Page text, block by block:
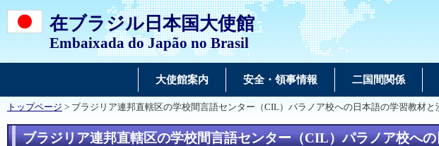
在ブラジル日本国大使館
Embaixada do Japão no Brasil
大使館案内 安全・領事情報 二国間関係
トップページ > ブラジリア連邦直轄区の学校間言語センター（CIL）パラノア校への日本語の学習教材と
ブラジリア連邦直轄区の学校間言語センター（CIL）パラノア校へ